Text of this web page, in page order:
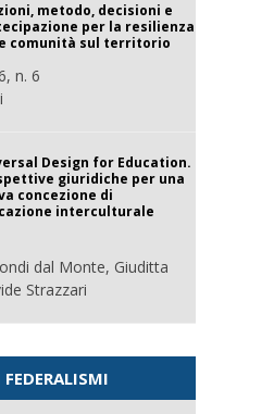
metodo, decisioni e
per la resilienza
comunità sul territorio
n. 6
Design for Education.
giuridiche per una
concezione di
interculturale
dal Monte, Giuditta
Strazzari